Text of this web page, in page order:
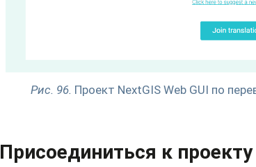
Рис. 96. Проект NextGIS Web GUI по
Присоединиться к проекту